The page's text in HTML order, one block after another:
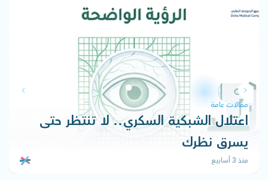
مقالات عامة
اعتلال الشبكية السكري.. لا تنتظر حتى
يسرق نظرك
منذ 3 أسابيع